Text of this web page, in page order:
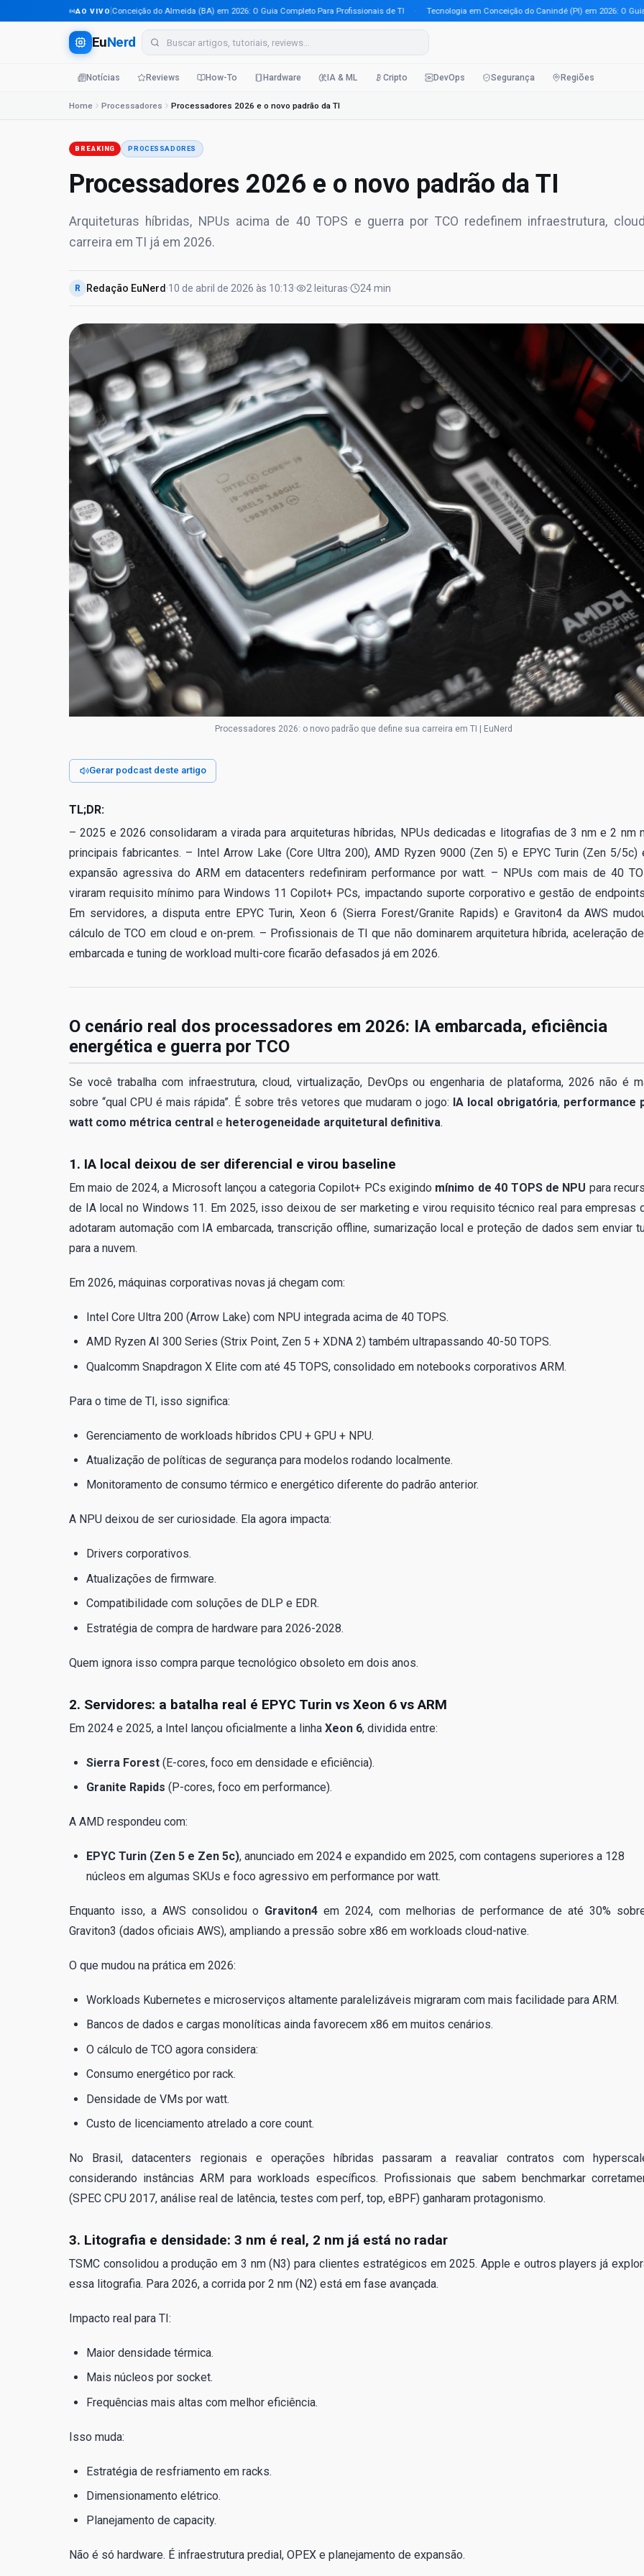
AO VIVO
Tecnologia em Conceição do Almeida (BA) em 2026: O Guia Completo Para Profissionais de TI · Tecnologia em Conceição do Canindé (PI) em 2026: O Guia
EuNerd
Notícias Reviews How-To Hardware IA & ML Cripto DevOps Segurança Regiões
Home Processadores Processadores 2026 e o novo padrão da TI
BREAKING PROCESSADORES
Processadores 2026 e o novo padrão da TI
Arquiteturas híbridas, NPUs acima de 40 TOPS e guerra por TCO redefinem infraestrutura,
carreira em TI já em 2026.
R Redação EuNerd ·10 de abril de 2026 às 10:13· 2 leituras· 24 min
Processadores 2026: o novo padrão que define sua carreira em TI | EuNerd
Gerar podcast deste artigo
TL;DR:
– 2025 e 2026 consolidaram a virada para arquiteturas híbridas, NPUs dedicadas e litografias de 3 nm e 2 nm
principais fabricantes. – Intel Arrow Lake (Core Ultra 200), AMD Ryzen 9000 (Zen 5) e EPYC Turin (Zen 5/5c)
expansão agressiva do ARM em datacenters redefiniram performance por watt. – NPUs com mais de 40
viraram requisito mínimo para Windows 11 Copilot+ PCs, impactando suporte corporativo e gestão de
Em servidores, a disputa entre EPYC Turin, Xeon 6 (Sierra Forest/Granite Rapids) e Graviton4 da AWS
cálculo de TCO em cloud e on-prem. – Profissionais de TI que não dominarem arquitetura híbrida, aceleração
embarcada e tuning de workload multi-core ficarão defasados já em 2026.
O cenário real dos processadores em 2026: IA embarcada, eficiência
energética e guerra por TCO
Se você trabalha com infraestrutura, cloud, virtualização, DevOps ou engenharia de plataforma, 2026 não é
sobre “qual CPU é mais rápida”. É sobre três vetores que mudaram o jogo: IA local obrigatória, performance
watt como métrica central e heterogeneidade arquitetural definitiva.
1. IA local deixou de ser diferencial e virou baseline
Em maio de 2024, a Microsoft lançou a categoria Copilot+ PCs exigindo mínimo de 40 TOPS de NPU para
de IA local no Windows 11. Em 2025, isso deixou de ser marketing e virou requisito técnico real para empresas
adotaram automação com IA embarcada, transcrição offline, sumarização local e proteção de dados sem enviar
para a nuvem.
Em 2026, máquinas corporativas novas já chegam com:
Intel Core Ultra 200 (Arrow Lake) com NPU integrada acima de 40 TOPS.
AMD Ryzen AI 300 Series (Strix Point, Zen 5 + XDNA 2) também ultrapassando 40-50 TOPS.
Qualcomm Snapdragon X Elite com até 45 TOPS, consolidado em notebooks corporativos ARM.
Para o time de TI, isso significa:
Gerenciamento de workloads híbridos CPU + GPU + NPU.
Atualização de políticas de segurança para modelos rodando localmente.
Monitoramento de consumo térmico e energético diferente do padrão anterior.
A NPU deixou de ser curiosidade. Ela agora impacta:
Drivers corporativos.
Atualizações de firmware.
Compatibilidade com soluções de DLP e EDR.
Estratégia de compra de hardware para 2026-2028.
Quem ignora isso compra parque tecnológico obsoleto em dois anos.
2. Servidores: a batalha real é EPYC Turin vs Xeon 6 vs ARM
Em 2024 e 2025, a Intel lançou oficialmente a linha Xeon 6, dividida entre:
Sierra Forest (E-cores, foco em densidade e eficiência).
Granite Rapids (P-cores, foco em performance).
A AMD respondeu com:
EPYC Turin (Zen 5 e Zen 5c), anunciado em 2024 e expandido em 2025, com contagens superiores a 128
núcleos em algumas SKUs e foco agressivo em performance por watt.
Enquanto isso, a AWS consolidou o Graviton4 em 2024, com melhorias de performance de até 30%
Graviton3 (dados oficiais AWS), ampliando a pressão sobre x86 em workloads cloud-native.
O que mudou na prática em 2026:
Workloads Kubernetes e microserviços altamente paralelizáveis migraram com mais facilidade para ARM.
Bancos de dados e cargas monolíticas ainda favorecem x86 em muitos cenários.
O cálculo de TCO agora considera:
Consumo energético por rack.
Densidade de VMs por watt.
Custo de licenciamento atrelado a core count.
No Brasil, datacenters regionais e operações híbridas passaram a reavaliar contratos com
considerando instâncias ARM para workloads específicos. Profissionais que sabem benchmarkar
(SPEC CPU 2017, análise real de latência, testes com perf, top, eBPF) ganharam protagonismo.
3. Litografia e densidade: 3 nm é real, 2 nm já está no radar
TSMC consolidou a produção em 3 nm (N3) para clientes estratégicos em 2025. Apple e outros players já
essa litografia. Para 2026, a corrida por 2 nm (N2) está em fase avançada.
Impacto real para TI:
Maior densidade térmica.
Mais núcleos por socket.
Frequências mais altas com melhor eficiência.
Isso muda:
Estratégia de resfriamento em racks.
Dimensionamento elétrico.
Planejamento de capacity.
Não é só hardware. É infraestrutura predial, OPEX e planejamento de expansão.